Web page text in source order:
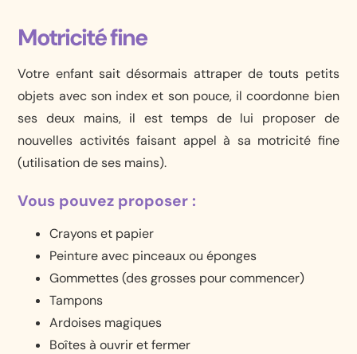
Motricité fine
Votre enfant sait désormais attraper de touts petits
objets avec son index et son pouce, il coordonne bien
ses deux mains, il est temps de lui proposer de
nouvelles activités faisant appel à sa motricité fine
(utilisation de ses mains).
Vous pouvez proposer :
Crayons et papier
Peinture avec pinceaux ou éponges
Gommettes (des grosses pour commencer)
Tampons
Ardoises magiques
Boîtes à ouvrir et fermer